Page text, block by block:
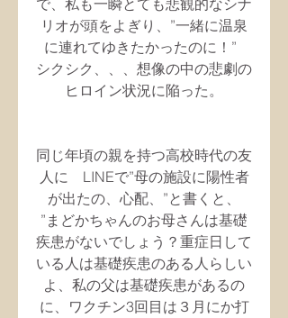
で、私も一瞬とても悲観的なシナ
リオが頭をよぎり、”一緒に温泉
に連れてゆきたかったのに！”
シクシク、、、想像の中の悲劇の
ヒロイン状況に陥った。
同じ年頃の親を持つ高校時代の友
人に　LINEで”母の施設に陽性者
が出たの、心配、”と書くと、
”まどかちゃんのお母さんは基礎
疾患がないでしょう？重症日して
いる人は基礎疾患のある人らしい
よ、私の父は基礎疾患があるの
に、ワクチン3回目は３月にか打